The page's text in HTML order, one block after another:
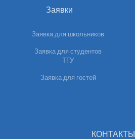
Заявки
Заявка для школьников
Заявка для студентов
ТГУ
Заявка для гостей
КОНТАКТЫ